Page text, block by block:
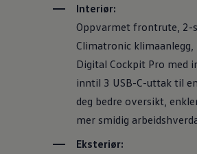
Interiør:
Oppvarmet frontrute, 2-
Climatronic klimaanlegg,
Digital Cockpit Pro med
inntil 3 USB-C-uttak til
deg bedre oversikt,
mer smidig
Eksteriør: